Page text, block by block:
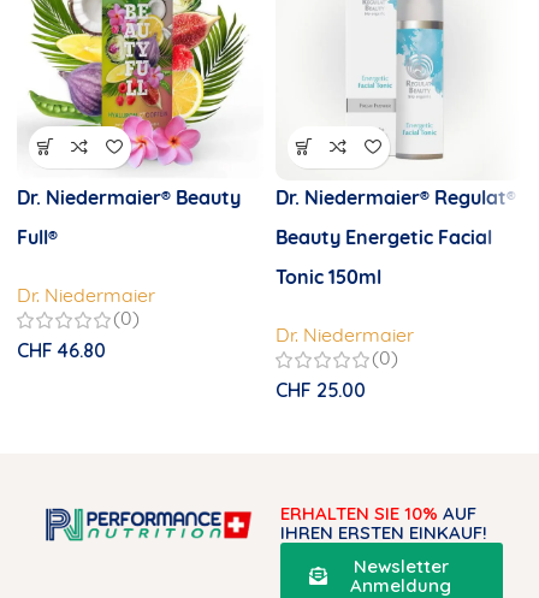
Dr. Niedermaier® Beauty
Full®
Dr. Niedermaier
(0)
CHF 46.80
Dr. Niedermaier® Regulat®
Beauty Energetic Facial
Tonic 150ml
Dr. Niedermaier
(0)
CHF 25.00
ERHALTEN SIE 10% AUF
IHREN ERSTEN EINKAUF!
Newsletter
Anmeldung